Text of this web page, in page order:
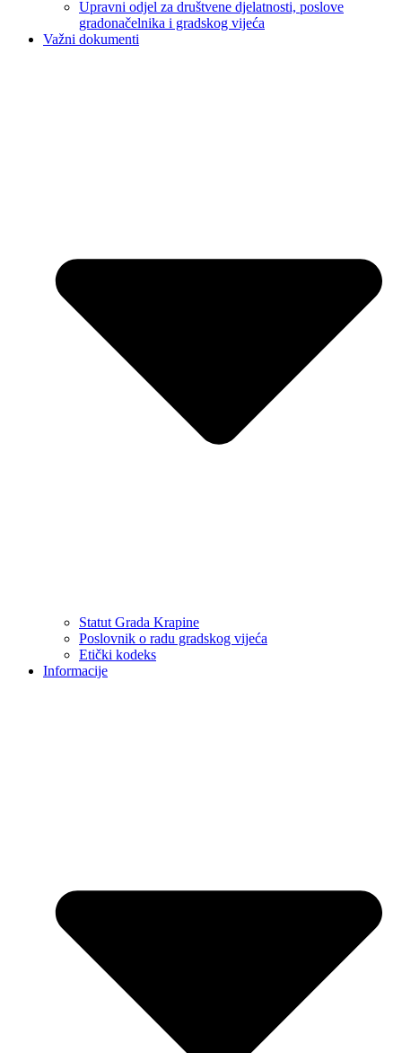
Upravni odjel za društvene djelatnosti, poslove
gradonačelnika i gradskog vijeća
Važni dokumenti
Statut Grada Krapine
Poslovnik o radu gradskog vijeća
Etički kodeks
Informacije